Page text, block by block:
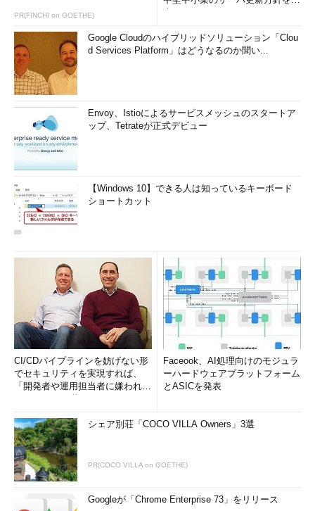
PR(FINCHI on GOETHE)
Google Cloudのハイブリッドソリューション「Clou
d Services Platform」はどうなるのか聞い...
Envoy、Istioによるサービスメッシュのスタートア
ップ、Tetrateが正式デビュー
【Windows 10】できる人は知っているキーボード
ショートカット
CI/CDパイプラインを妨げない形
でセキュリティを実現すれば、
「開発者や運用担当者に嫌われな
Faceook、AI処理向けのモジュラ
ーハードウェアプラットフォーム
とASICを発表
シェア別荘「COCO VILLA Owners」3選
PR(COCO VILLA on GOETHE)
Googleが「Chrome Enterprise 73」をリリース